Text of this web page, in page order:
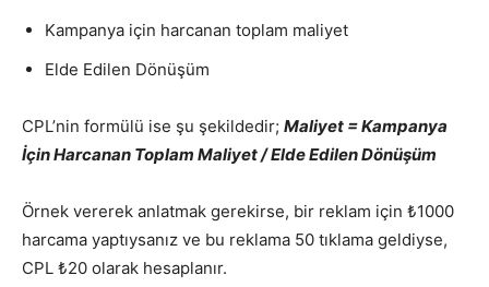
Kampanya için harcanan toplam maliyet
Elde Edilen Dönüşüm
CPL’nin formülü ise şu şekildedir; Maliyet = Kampanya
İçin Harcanan Toplam Maliyet / Elde Edilen Dönüşüm
Örnek vererek anlatmak gerekirse, bir reklam için ₺1000
harcama yaptıysanız ve bu reklama 50 tıklama geldiyse,
CPL ₺20 olarak hesaplanır.